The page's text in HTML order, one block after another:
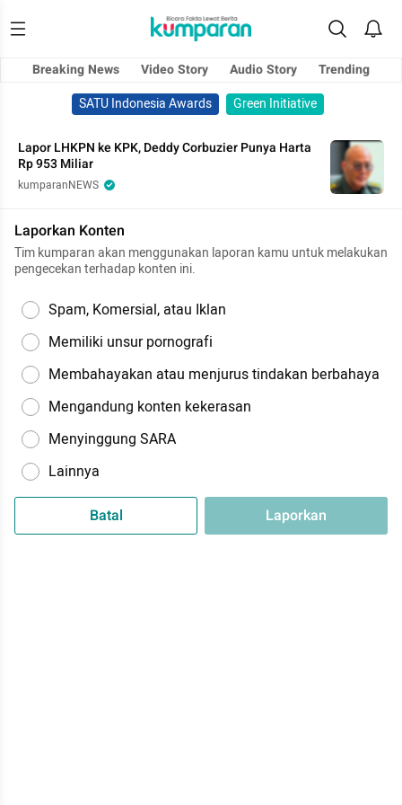
Breaking News Video Story Audio Story
Trending
SATU Indonesia Awards
Green Initiative
Lapor LHKPN ke KPK, Deddy Corbuzier Punya Harta
Rp 953 Miliar
kumparanNEWS
Laporkan Konten
Tim kumparan akan menggunakan laporan kamu untuk melakukan
pengecekan terhadap konten ini.
Spam, Komersial, atau Iklan
Memiliki unsur pornografi
Membahayakan atau menjurus tindakan berbahaya
Mengandung konten kekerasan
Menyinggung SARA
Lainnya
Batal Laporkan